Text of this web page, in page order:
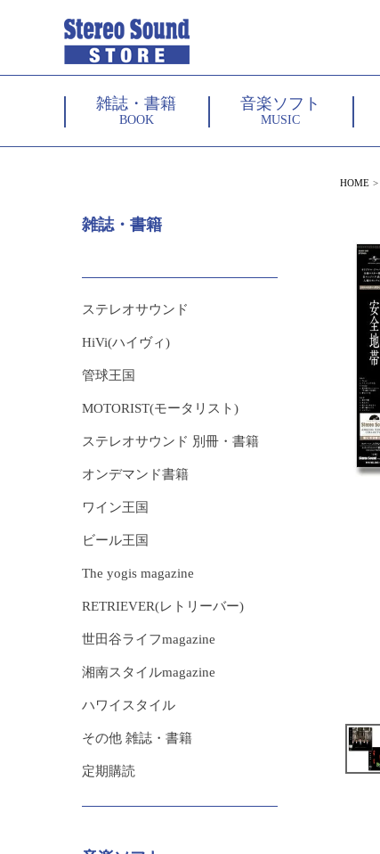
雑誌・書籍
BOOK
音楽ソフト
MUSIC
雑誌・書籍
ステレオサウンド
HiVi(ハイヴィ)
管球王国
MOTORIST(モータリスト)
ステレオサウンド 別冊・書籍
オンデマンド書籍
ワイン王国
ビール王国
The yogis magazine
RETRIEVER(レトリーバー)
世田谷ライフmagazine
湘南スタイルmagazine
ハワイスタイル
その他 雑誌・書籍
定期購読
HOME